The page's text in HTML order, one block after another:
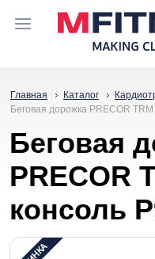
Главная Каталог
Беговая дорожка PRECOR
Беговая
PRECOR
консоль